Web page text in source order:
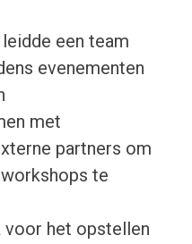
een team
evenementen
met
partners om
te
het opstellen